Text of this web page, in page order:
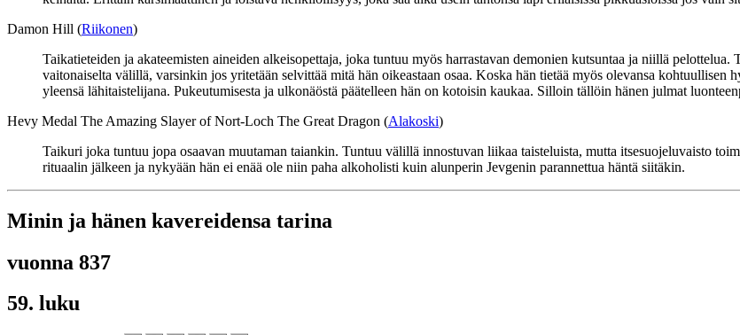
Damon Hill (Riikonen)
Taikatieteiden ja akateemisten aineiden alkeisopettaja, joka tuntuu myös harrastavan demonien kutsuntaa ja niillä
vaitonaiselta välillä, varsinkin jos yritetään selvittää mitä hän oikeastaan osaa. Koska hän tietää myös olevansa
yleensä lähitaistelijana. Pukeutumisesta ja ulkonäöstä päätelleen hän on kotoisin kaukaa. Silloin tällöin hänen julmat
Hevy Medal The Amazing Slayer of Nort-Loch The Great Dragon (Alakoski)
Taikuri joka tuntuu jopa osaavan muutaman taiankin. Tuntuu välillä innostuvan liikaa taisteluista, mutta itsesuojeluvaisto
rituaalin jälkeen ja nykyään hän ei enää ole niin paha alkoholisti kuin alunperin Jevgenin parannettua häntä siitäkin.
Minin ja hänen kavereidensa tarina
vuonna 837
59. luku